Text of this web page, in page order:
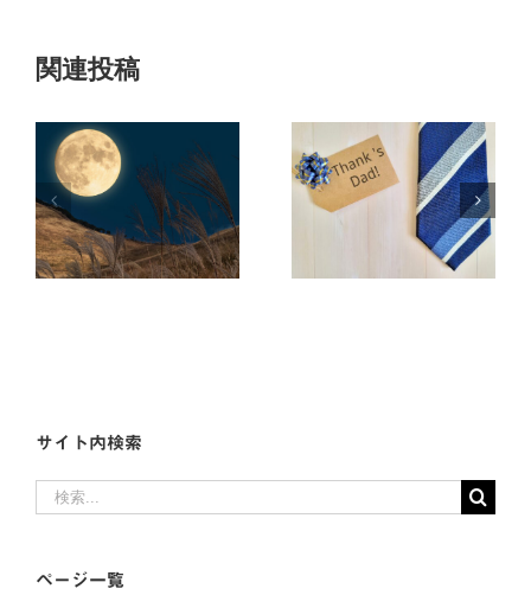
関連投稿
意外と知らない
父の日！
雪山をノーマル
タイヤで爆走し
た話
サイト内検索
ページ一覧